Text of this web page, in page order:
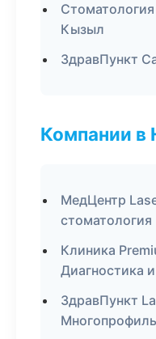
Кызыл
ЗдравПункт
Компании в
МедЦентр
стоматология
Клиника
Диагностика
ЗдравПункт